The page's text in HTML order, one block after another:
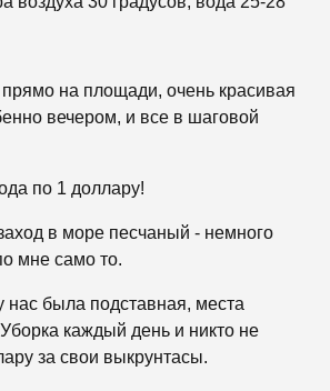
на площади, очень красивая
вечером, и все в шаговой
по 1 доллару!
в море песчаный - немного
мне само то.
была подставная, места
каждый день и никто не
за свои выкрунтасы.